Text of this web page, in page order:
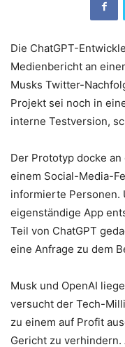
Die ChatGPT-
Medienbericht an
Musks Twitter-
Projekt sei noch in
interne Testversion,
Der Prototyp docke
einem Social-Media-
informierte Personen.
eigenständige App
Teil von ChatGPT
eine Anfrage zu dem
Musk und OpenAI
versucht der Tech-
zu einem auf Profit
Gericht zu